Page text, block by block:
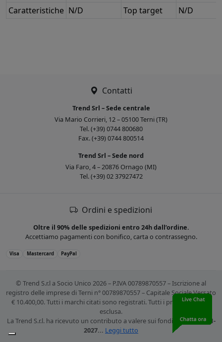
Caratteristiche N/D Top target N/D
Contatti
Trend Srl – Sede centrale
Via Mario Corrieri, 12 – 05100 Terni (TR)
Tel. (+39) 0744 800680
Fax. (+39) 0744 800514
Trend Srl – Sede nord
Via Faro, 4 – 20876 Ornago (MI)
Tel. (+39) 02 37927472
Ordini e spedizioni
Oltre il 90% delle spedizioni entro 24h dall’ordine.
Accettiamo pagamenti con bonifico, carta o contrassegno.
Visa Mastercard PayPal
© Trend S.r.l a Socio Unico 2026 – P.IVA 00789870557 – Iscrizione al
registro delle imprese di Terni n° 00789870557 – Capitale Sociale Versato
€ 10.400,00. Tutti i marchi citati sono registrati. Tutti i prezzi sono IVA
esclusa.
La Trend S.r.l. ha ricevuto un contributo a valere sui fondi
PR FESR 2021-
2027... Leggi tutto